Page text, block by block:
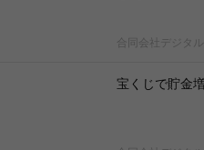
合同会社デジタ
宝くじで貯金